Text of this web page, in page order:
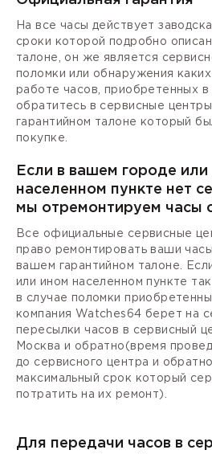
На все часы действует
сроки которой подробно
талоне, он же является
поломки или обнаружения
работе часов, приобретенных в
обратитесь в сервисные
гарантийном талоне который
покупке.
Если в вашем городе или
населенном пункте нет
мы отремонтируем часы
Все официальные сервисные
право ремонтировать ваши
вашем гарантийном талоне.
или ином населенном пункте
в случае поломки
компания Watches64 берет на
пересылки часов в сервисный
Москва и обратно(время
до сервисного центра и
максимальный срок который
потратить на их ремонт).
Для передачи часов в